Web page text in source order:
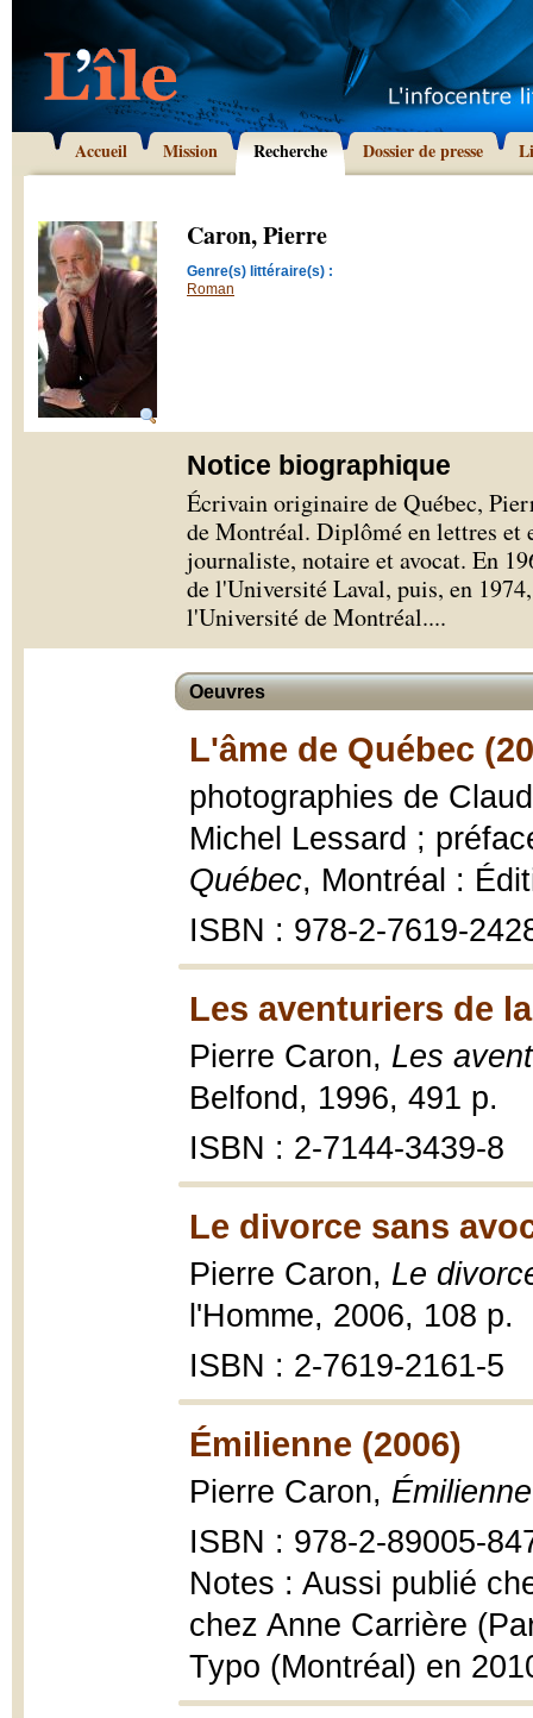
Accueil Mission Recherche Dossier de presse
Caron, Pierre
Genre(s) littéraire(s) :
Roman
Notice biographique
Écrivain originaire de Québec,
de Montréal. Diplômé en lettres et
journaliste, notaire et avocat. En
de l'Université Laval, puis, en
l'Université de Montréal....
Oeuvres
L'âme de Québec
photographies de
Michel Lessard ;
Québec, Montréal :
ISBN : 978-2-7619-
Les aventuriers de
Pierre Caron, Les
Belfond, 1996, 491 p.
ISBN : 2-7144-3439-8
Le divorce sans
Pierre Caron, Le
l'Homme, 2006, 108 p.
ISBN : 2-7619-2161-5
Émilienne (2006)
Pierre Caron, Émilienne
ISBN : 978-2-89005-
Notes : Aussi publié
chez Anne Carrière
Typo (Montréal) en